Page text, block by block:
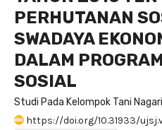
PERHUTANAN
SWADAYA
DALAM
SOSIAL
Studi Pada Kelompok Tani
https://doi.org/10.31933/